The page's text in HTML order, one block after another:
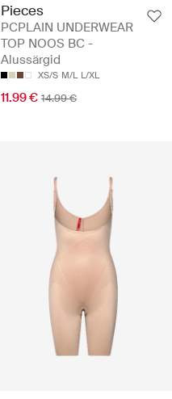
Pieces
PCPLAIN UNDERWEAR
TOP NOOS BC -
Alussärgid
XS/S M/L L/XL
11.99 € 14.99 €